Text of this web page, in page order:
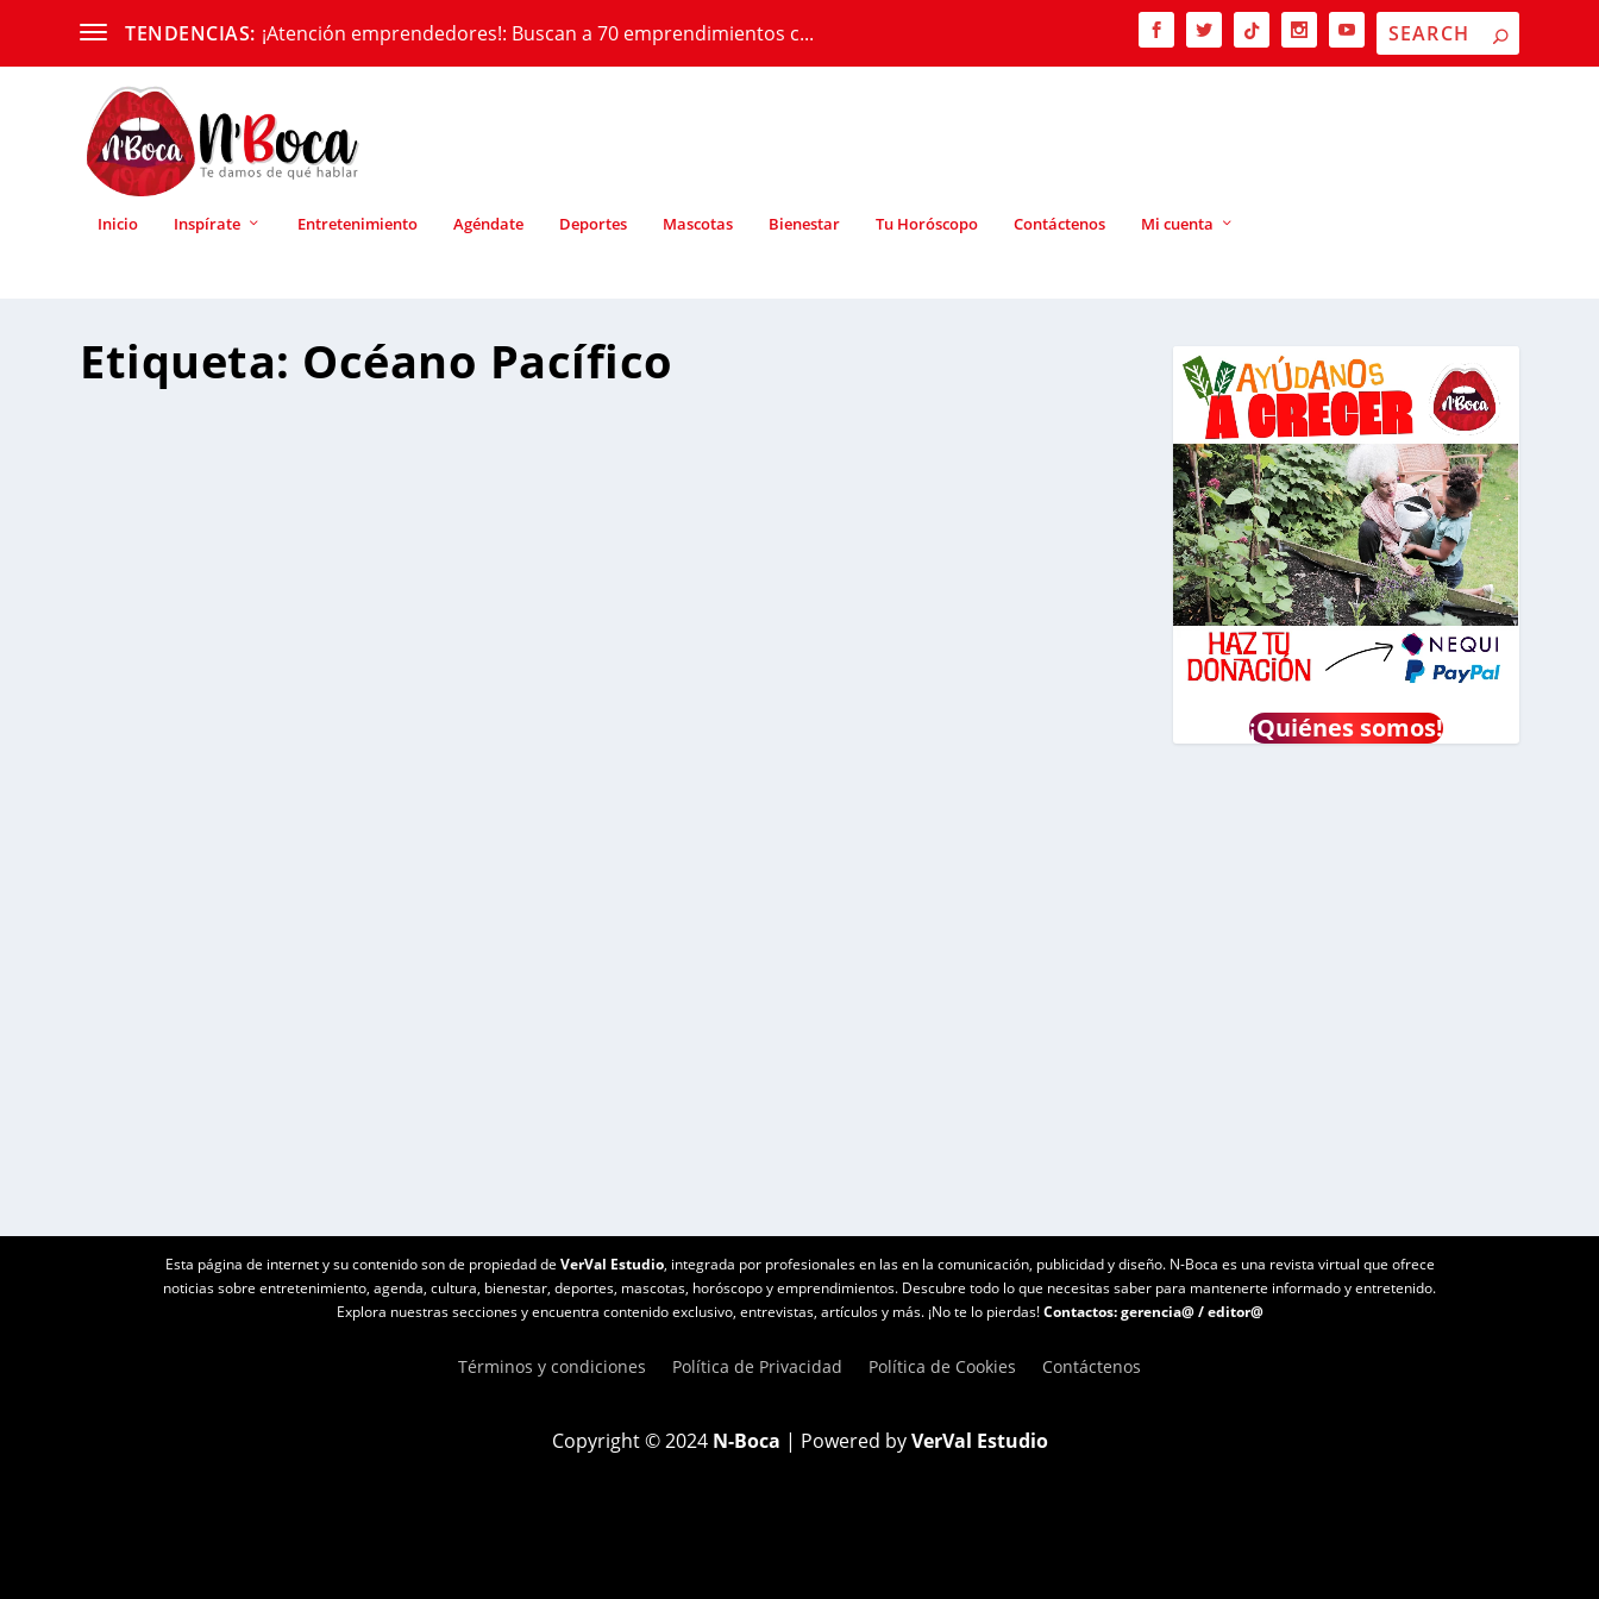
TENDENCIAS: ¡Atención emprendedores!: Buscan a 70 emprendimientos c...
Inicio Inspírate Entretenimiento Agéndate Deportes Mascotas Bienestar Tu Horóscopo Contáctenos Mi cuenta
Etiqueta: Océano Pacífico
¡Quiénes somos!
Esta página de internet y su contenido son de propiedad de VerVal Estudio, integrada por profesionales en las en la comunicación, publicidad y diseño. N-Boca es una revista virtual que ofrece
noticias sobre entretenimiento, agenda, cultura, bienestar, deportes, mascotas, horóscopo y emprendimientos. Descubre todo lo que necesitas saber para mantenerte informado y entretenido.
Explora nuestras secciones y encuentra contenido exclusivo, entrevistas, artículos y más. ¡No te lo pierdas!Contactos: gerencia@/editor@
Copyright © 2024 N-Boca | Powered byVerVal Estudio
Términos y condiciones Política de Privacidad Política de Cookies Contáctenos